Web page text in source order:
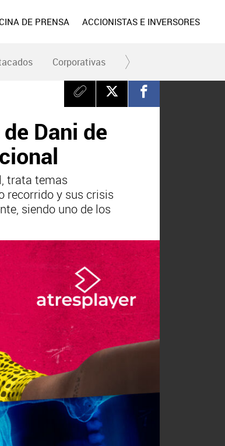
DE PRENSA ACCIONISTAS E INVERSORES
Corporativas RC y Fundación
Dani de
trata temas
recorrido y sus crisis
siendo uno de los